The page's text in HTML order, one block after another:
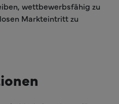
wettbewerbsfähig zu
Markteintritt zu